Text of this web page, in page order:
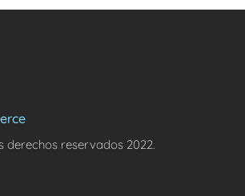
derechos reservados 2022.